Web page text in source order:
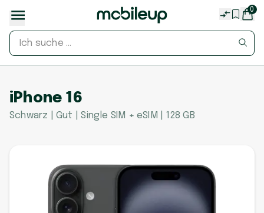
0
iPhone 16
Schwarz | Gut | Single SIM + eSIM | 128 GB